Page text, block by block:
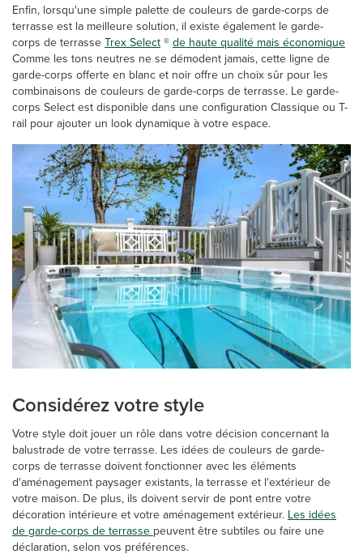
Enfin, lorsqu'une simple palette de couleurs de garde-corps de
terrasse est la meilleure solution, il existe également le garde-
corps de terrasseTrex Select®de haute qualité mais économique
Comme les tons neutres ne se démodent jamais, cette ligne de
garde-corps offerte en blanc et noir offre un choix sûr pour les
combinaisons de couleurs de garde-corps de terrasse. Le garde-
corps Select est disponible dans une configuration Classique ou T-
rail pour ajouter un look dynamique à votre espace.
Considérez votre style
Votre style doit jouer un rôle dans votre décision concernant la
balustrade de votre terrasse. Les idées de couleurs de garde-
corps de terrasse doivent fonctionner avec les éléments
d'aménagement paysager existants, la terrasse et l'extérieur de
votre maison. De plus, ils doivent servir de pont entre votre
décoration intérieure et votre aménagement extérieur. Les idées
de garde-corps de terrasse peuvent être subtiles ou faire une
déclaration, selon vos préférences.